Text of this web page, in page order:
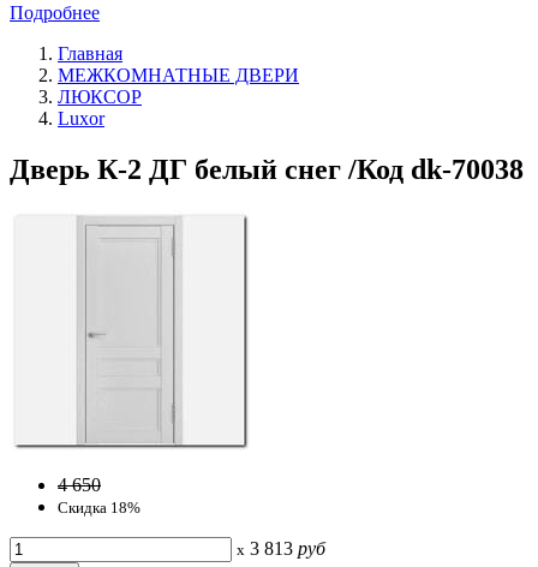
Подробнее
Главная
МЕЖКОМНАТНЫЕ ДВЕРИ
ЛЮКСОР
Luxor
Дверь К-2 ДГ белый снег /Код dk-70038
4 650
Скидка 18%
x 3 813 руб